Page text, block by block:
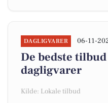
DAGLIGVARER 06-11-
De bedste
dagligvarer
Kilde: Lokale tilbud